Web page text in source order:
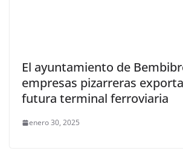
El ayuntamiento de
empresas pizarreras
futura terminal ferroviaria
enero 30, 2025